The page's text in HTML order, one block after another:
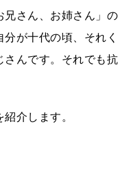
兄さん、お姉さん」の
が十代の頃、それく
さんです。それでも抗
介します。